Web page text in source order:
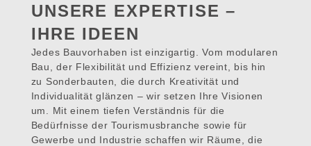
UNSERE EXPERTISE –
IHRE IDEEN
Jedes Bauvorhaben ist einzigartig. Vom modularen
Bau, der Flexibilität und Effizienz vereint, bis hin
zu Sonderbauten, die durch Kreativität und
Individualität glänzen – wir setzen Ihre Visionen
um. Mit einem tiefen Verständnis für die
Bedürfnisse der Tourismusbranche sowie für
Gewerbe und Industrie schaffen wir Räume, die